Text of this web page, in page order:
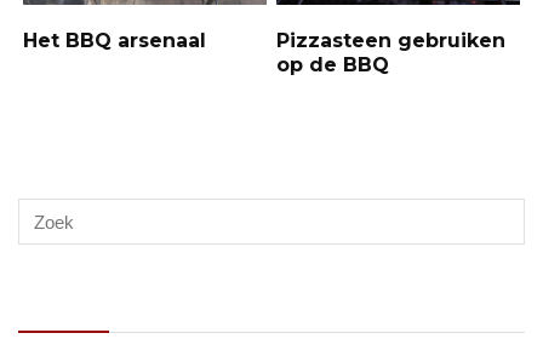
Het BBQ arsenaal
Pizzasteen gebruiken
op de BBQ